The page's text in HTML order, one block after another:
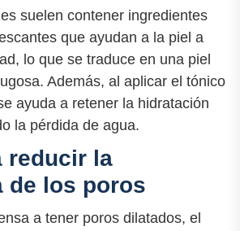
suelen contener ingredientes
que ayudan a la piel a
lo que se traduce en una piel
Además, al aplicar el tónico
ayuda a retener la hidratación
la pérdida de agua.
reducir la
de los poros
a tener poros dilatados, el